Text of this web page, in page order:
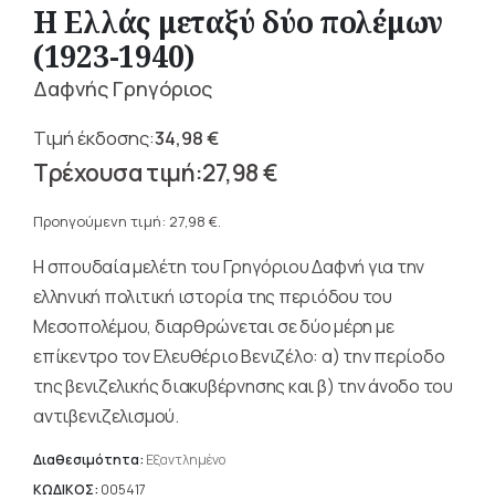
Η Ελλάς μεταξύ δύο πολέμων
(1923-1940)
Δαφνής Γρηγόριος
34,98€
Original
price
34,98 €.
27,98€
τρέχουσα
είναι:
27,98 €.
Προηγούμενη τιμή: 27,98 €.
Η σπουδαία μελέτη του Γρηγόριου Δαφνή για την
ελληνική πολιτική ιστορία της περιόδου του
Μεσοπολέμου, διαρθρώνεται σε δύο μέρη με
επίκεντρο τον Ελευθέριο Βενιζέλο: α) την περίοδο
της βενιζελικής διακυβέρνησης και β) την άνοδο του
αντιβενιζελισμού.
Διαθεσιμότητα: Εξαντλημένο
ΚΩΔΙΚΟΣ: 005417